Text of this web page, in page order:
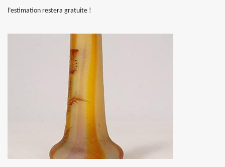
l’estimation restera gratuite !